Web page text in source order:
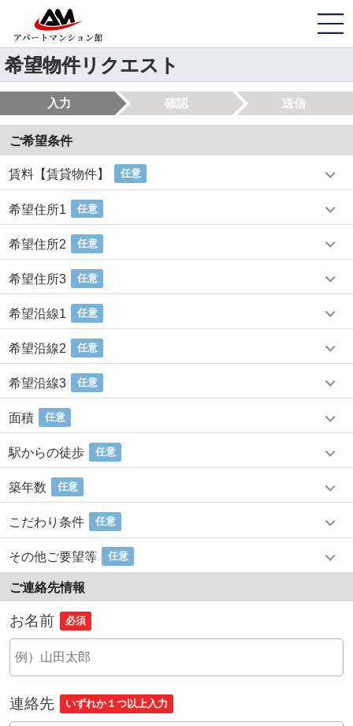
希望物件リクエスト
入力 確認 送信
ご希望条件
賃料【賃貸物件】 任意
希望住所1 任意
希望住所2 任意
希望住所3 任意
希望沿線1 任意
希望沿線2 任意
希望沿線3 任意
面積 任意
駅からの徒歩 任意
築年数 任意
こだわり条件 任意
その他ご要望等 任意
ご連絡先情報
お名前 必須
連絡先 いずれか１つ以上入力